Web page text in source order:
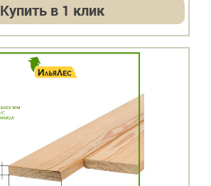
Купить в 1 клик